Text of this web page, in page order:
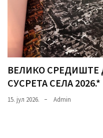
ВЕЛИКО
СУСРЕТА СЕЛА 2026.*
15. јул 2026. Admin